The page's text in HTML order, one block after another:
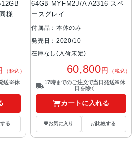
様 ス
（税込）
送※休
る
64GB MYFM2J/A A2316 スペ
ースグレイ
付属品：本体のみ
発売日：2020/10
在庫なし(入荷未定)
60,800円 （税込）
17時までのご注文で当日発送※休
日を除く
カートに入れる
お気に入り 比較する